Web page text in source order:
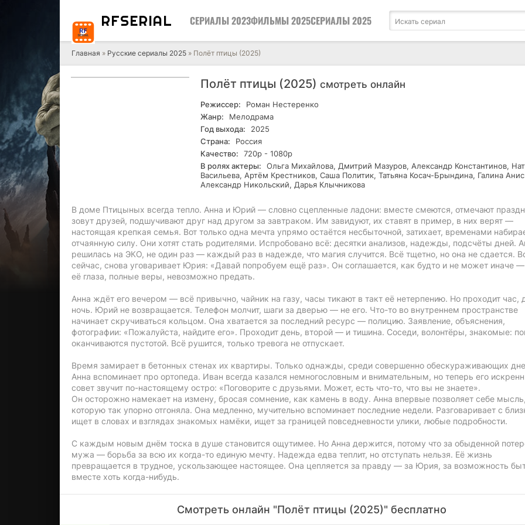
RFSERIAL СЕРИАЛЫ 2023ФИЛЬМЫ 2025СЕРИАЛЫ 2025
Главная » Русские сериалы 2025 » Полёт птицы (2025)
Полёт птицы (2025) смотреть онлайн
Режиссер:
Роман Нестеренко
Жанр:
Мелодрама
Год выхода:
2025
Страна:
Россия
Качество:
720р - 1080р
В ролях актеры:
Ольга Михайлова, Дмитрий Мазуров, Александр Константинов,
Васильева, Артём Крестников, Саша Политик, Татьяна Косач-Брындина, Галина
Александр Никольский, Дарья Клычникова
В доме Птицыных всегда тепло. Анна и Юрий — словно сцепленные ладони: вместе смеются, отмечают
зовут друзей, подшучивают друг над другом за завтраком. Им завидуют, их ставят в пример, в них верят —
настоящая крепкая семья. Вот только одна мечта упрямо остаётся несбыточной, затихает, временами
отчаянную силу. Они хотят стать родителями. Испробовано всё: десятки анализов, надежды, подсчёты дней.
решилась на ЭКО, не один раз — каждый раз в надежде, что магия случится. Всё тщетно, но она не сдается.
сейчас, снова уговаривает Юрия: «Давай попробуем ещё раз». Он соглашается, как будто и не может иначе
её глаза, полные веры, невозможно предать.
Анна ждёт его вечером — всё привычно, чайник на газу, часы тикают в такт её нетерпению. Но проходит час,
ночь. Юрий не возвращается. Телефон молчит, шаги за дверью — не его. Что-то во внутреннем пространстве
начинает скручиваться кольцом. Она хватается за последний ресурс — полицию. Заявление, объяснения,
фотографии: «Пожалуйста, найдите его». Проходит день, второй — и тишина. Соседи, волонтёры, знакомые:
оканчиваются пустотой. Всё рушится, только тревога не отпускает.
Время замирает в бетонных стенах их квартиры. Только однажды, среди совершенно обескураживающих
Анна вспоминает про ортопеда. Иван всегда казался немногословным и внимательным, но теперь его
совет звучит по-настоящему остро: «Поговорите с друзьями. Может, есть что-то, что вы не знаете».
Он осторожно намекает на измену, бросая сомнение, как камень в воду. Анна впервые позволяет себе
которую так упорно отгоняла. Она медленно, мучительно вспоминает последние недели. Разговаривает с
ищет в словах и взглядах знакомых намёки, ищет за границей повседневности улики, любые подробности.
С каждым новым днём тоска в душе становится ощутимее. Но Анна держится, потому что за обыденной
мужа — борьба за всю их когда-то единую мечту. Надежда едва теплит, но отступать нельзя. Её жизнь
превращается в трудное, ускользающее настоящее. Она цепляется за правду — за Юрия, за возможность
вместе хоть когда-нибудь.
Смотреть онлайн "Полёт птицы (2025)" бесплатно